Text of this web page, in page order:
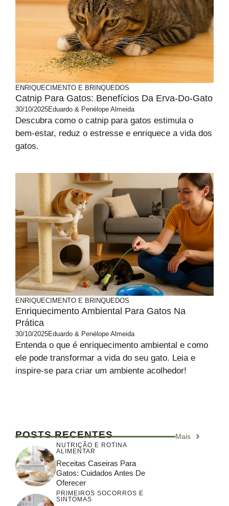
ENRIQUECIMENTO E BRINQUEDOS
Catnip Para Gatos: Benefícios Da Erva-Do-Gato
30/10/2025Eduardo & Penélope Almeida
Descubra como o catnip para gatos estimula o
bem-estar, reduz o estresse e enriquece a vida dos
gatos.
ENRIQUECIMENTO E BRINQUEDOS
Enriquecimento Ambiental Para Gatos Na
Prática
30/10/2025Eduardo & Penélope Almeida
Entenda o que é enriquecimento ambiental e como
ele pode transformar a vida do seu gato. Leia e
inspire-se para criar um ambiente acolhedor!
POSTS RECENTES Mais
NUTRIÇÃO E ROTINA
ALIMENTAR
Receitas Caseiras Para
Gatos: Cuidados Antes De
Oferecer
PRIMEIROS SOCORROS E
SINTOMAS